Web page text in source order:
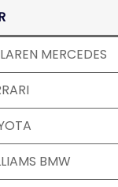
MERCEDES
BMW